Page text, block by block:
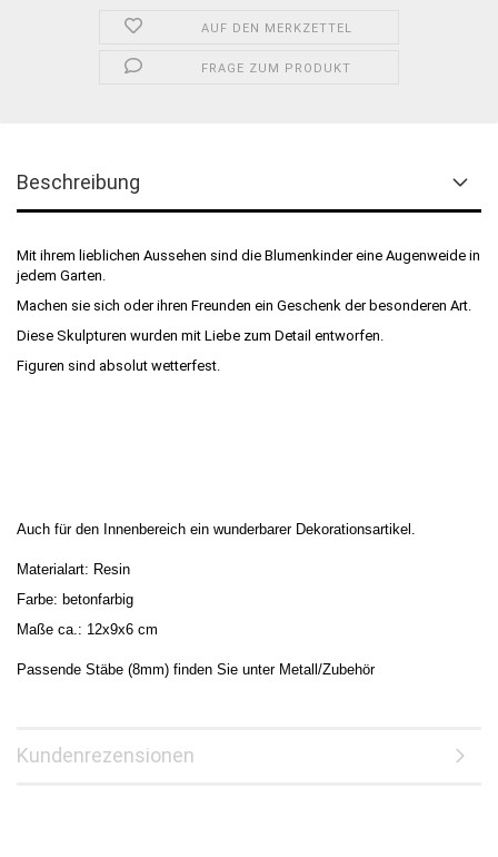
AUF DEN MERKZETTEL
FRAGE ZUM PRODUKT
Beschreibung
Mit ihrem lieblichen Aussehen sind die Blumenkinder eine Augenweide in
jedem Garten.
Machen sie sich oder ihren Freunden ein Geschenk der besonderen Art.
Diese Skulpturen wurden mit Liebe zum Detail entworfen.
Figuren sind absolut wetterfest.
Auch für den Innenbereich ein wunderbarer Dekorationsartikel.
Materialart: Resin
Farbe: betonfarbig
Maße ca.: 12x9x6 cm
Passende Stäbe (8mm) finden Sie unter Metall/Zubehör
Kundenrezensionen